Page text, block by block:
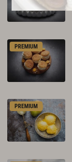
PREMIUM
PREMIUM